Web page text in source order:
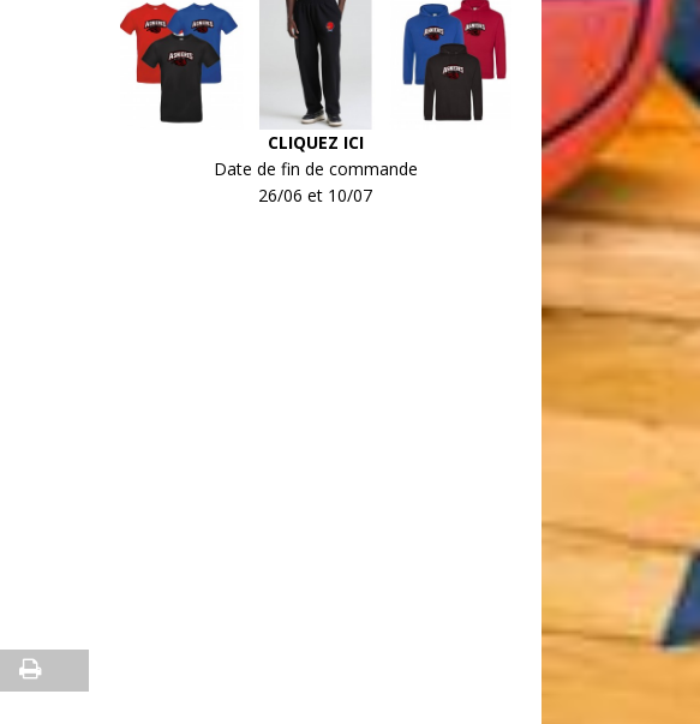
CLIQUEZ ICI
Date de fin de commande
26/06 et 10/07